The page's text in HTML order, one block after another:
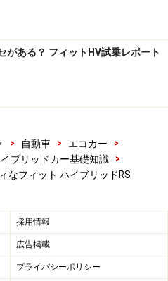
がある？ フィットHV試乗レポート
> 自動車 > エコカー
>
ブリッドカー基礎知識
>
なフィット ハイブリッドRS
採用情報
広告掲載
プライバシーポリシー